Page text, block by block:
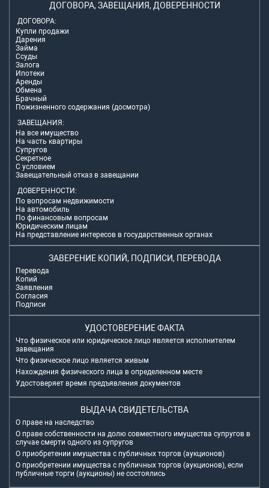
ДОГОВОРА, ЗАВЕЩАНИЯ, ДОВЕРЕННОСТИ
ДОГОВОРА:
Купли продажи
Дарения
Займа
Ссуды
Залога
Ипотеки
Аренды
Обмена
Брачный
Пожизненного содержания (досмотра)
ЗАВЕЩАНИЯ:
На все имущество
На часть квартиры
Супругов
Секретное
С условием
Завещательный отказ в завещании
ДОВЕРЕННОСТИ:
По вопросам недвижимости
На автомобиль
По финансовым вопросам
Юридическим лицам
На представление интересов в государственных органах
ЗАВЕРЕНИЕ КОПИЙ, ПОДПИСИ, ПЕРЕВОДА
Перевода
Копий
Заявления
Согласия
Подписи
УДОСТОВЕРЕНИЕ ФАКТА
Что физическое или юридическое лицо является исполнителем
завещания
Что физическое лицо является живым
Нахождения физического лица в определенном месте
Удостоверяет время предъявления документов
ВЫДАЧА СВИДЕТЕЛЬСТВА
О праве на наследство
О праве собственности на долю совместного имущества супругов в
случае смерти одного из супругов
О приобретении имущества с публичных торгов (аукционов)
О приобретении имущества с публичных торгов (аукционов), если
публичные торги (аукционы) не состоялись